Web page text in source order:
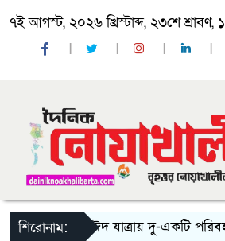
৭ই আগস্ট, ২০২৬ খ্রিস্টাব্দ, ২৩শে শ্রাবণ,
শিরোনাম:‘ঈদ যাত্রায় দু-একটি পরিবহন